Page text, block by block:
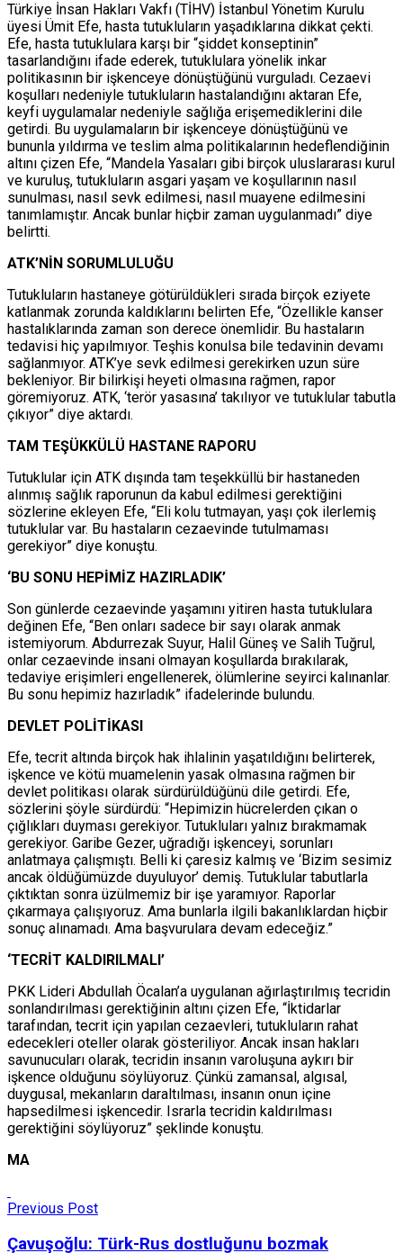
Türkiye İnsan Hakları Vakfı (TİHV) İstanbul Yönetim Kurulu
üyesi Ümit Efe, hasta tutukluların yaşadıklarına dikkat çekti.
Efe, hasta tutuklulara karşı bir “şiddet konseptinin”
tasarlandığını ifade ederek, tutuklulara yönelik inkar
politikasının bir işkenceye dönüştüğünü vurguladı. Cezaevi
koşulları nedeniyle tutukluların hastalandığını aktaran Efe,
keyfi uygulamalar nedeniyle sağlığa erişemediklerini dile
getirdi. Bu uygulamaların bir işkenceye dönüştüğünü ve
bununla yıldırma ve teslim alma politikalarının hedeflendiğinin
altını çizen Efe, “Mandela Yasaları gibi birçok uluslararası kurul
ve kuruluş, tutukluların asgari yaşam ve koşullarının nasıl
sunulması, nasıl sevk edilmesi, nasıl muayene edilmesini
tanımlamıştır. Ancak bunlar hiçbir zaman uygulanmadı” diye
belirtti.
ATK’NİN SORUMLULUĞU
Tutukluların hastaneye götürüldükleri sırada birçok eziyete
katlanmak zorunda kaldıklarını belirten Efe, “Özellikle kanser
hastalıklarında zaman son derece önemlidir. Bu hastaların
tedavisi hiç yapılmıyor. Teşhis konulsa bile tedavinin devamı
sağlanmıyor. ATK’ye sevk edilmesi gerekirken uzun süre
bekleniyor. Bir bilirkişi heyeti olmasına rağmen, rapor
göremiyoruz. ATK, ‘terör yasasına’ takılıyor ve tutuklular tabutla
çıkıyor” diye aktardı.
TAM TEŞÜKKÜLÜ HASTANE RAPORU
Tutuklular için ATK dışında tam teşekküllü bir hastaneden
alınmış sağlık raporunun da kabul edilmesi gerektiğini
sözlerine ekleyen Efe, “Eli kolu tutmayan, yaşı çok ilerlemiş
tutuklular var. Bu hastaların cezaevinde tutulmaması
gerekiyor” diye konuştu.
‘BU SONU HEPİMİZ HAZIRLADIK’
Son günlerde cezaevinde yaşamını yitiren hasta tutuklulara
değinen Efe, “Ben onları sadece bir sayı olarak anmak
istemiyorum. Abdurrezak Suyur, Halil Güneş ve Salih Tuğrul,
onlar cezaevinde insani olmayan koşullarda bırakılarak,
tedaviye erişimleri engellenerek, ölümlerine seyirci kalınanlar.
Bu sonu hepimiz hazırladık” ifadelerinde bulundu.
DEVLET POLİTİKASI
Efe, tecrit altında birçok hak ihlalinin yaşatıldığını belirterek,
işkence ve kötü muamelenin yasak olmasına rağmen bir
devlet politikası olarak sürdürüldüğünü dile getirdi. Efe,
sözlerini şöyle sürdürdü: “Hepimizin hücrelerden çıkan o
çığlıkları duyması gerekiyor. Tutukluları yalnız bırakmamak
gerekiyor. Garibe Gezer, uğradığı işkenceyi, sorunları
anlatmaya çalışmıştı. Belli ki çaresiz kalmış ve ‘Bizim sesimiz
ancak öldüğümüzde duyuluyor’ demiş. Tutuklular tabutlarla
çıktıktan sonra üzülmemiz bir işe yaramıyor. Raporlar
çıkarmaya çalışıyoruz. Ama bunlarla ilgili bakanlıklardan hiçbir
sonuç alınamadı. Ama başvurulara devam edeceğiz.”
‘TECRİT KALDIRILMALI’
PKK Lideri Abdullah Öcalan’a uygulanan ağırlaştırılmış tecridin
sonlandırılması gerektiğinin altını çizen Efe, “İktidarlar
tarafından, tecrit için yapılan cezaevleri, tutukluların rahat
edecekleri oteller olarak gösteriliyor. Ancak insan hakları
savunucuları olarak, tecridin insanın varoluşuna aykırı bir
işkence olduğunu söylüyoruz. Çünkü zamansal, algısal,
duygusal, mekanların daraltılması, insanın onun içine
hapsedilmesi işkencedir. Israrla tecridin kaldırılması
gerektiğini söylüyoruz” şeklinde konuştu.
MA
Previous Post
Çavuşoğlu: Türk-Rus dostluğunu bozmak